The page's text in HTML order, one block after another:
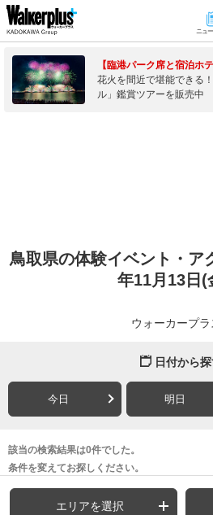
ニュ
【臨港パーク席と宿泊ホ
花火を間近で堪能できる
ル」鑑賞ツアーを販売中
鳥取県の体験イベント・ア
年11月13日(
ウォーカープ
日付から
今日 明日
該当の検索結果は0件でした。
条件を変えてお探しください。
エリアを選択